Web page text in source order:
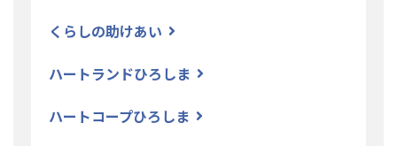
くらしの助けあい
ハートランドひろしま
ハートコープひろしま